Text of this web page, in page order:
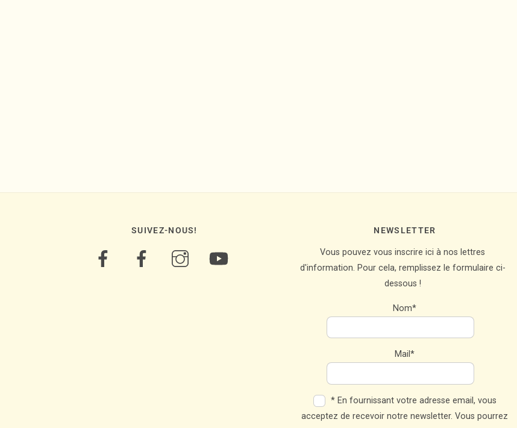
SUIVEZ-NOUS! NEWSLETTER
Vous pouvez vous inscrire ici à nos lettres
d'information. Pour cela, remplissez le formulaire ci-
dessous !
Nom*
Mail*
* En fournissant votre adresse email, vous
acceptez de recevoir notre newsletter. Vous pourrez